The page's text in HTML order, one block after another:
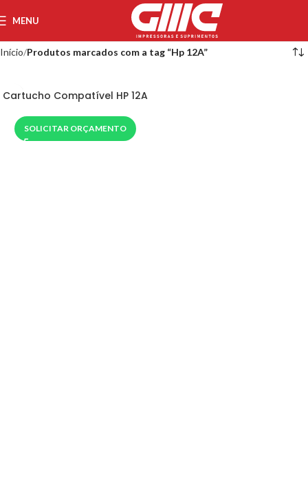
MENU
Início Produtos marcados com a tag “Hp 12A”
Cartucho Compatível HP 12A
SOLICITAR ORÇAMENTO